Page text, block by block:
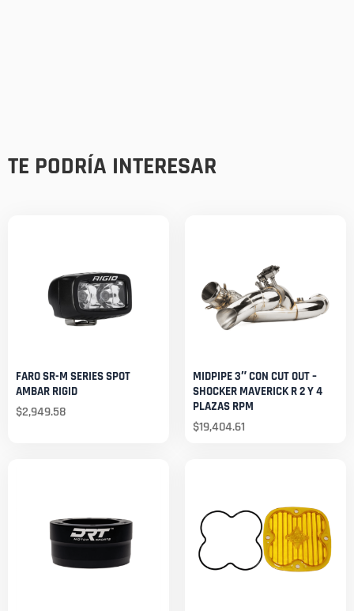
TE PODRÍA INTERESAR
FARO SR-M SERIES SPOT
AMBAR RIGID
$2,949.58
MIDPIPE 3″ CON CUT OUT –
SHOCKER MAVERICK R 2 Y 4
PLAZAS RPM
$19,404.61